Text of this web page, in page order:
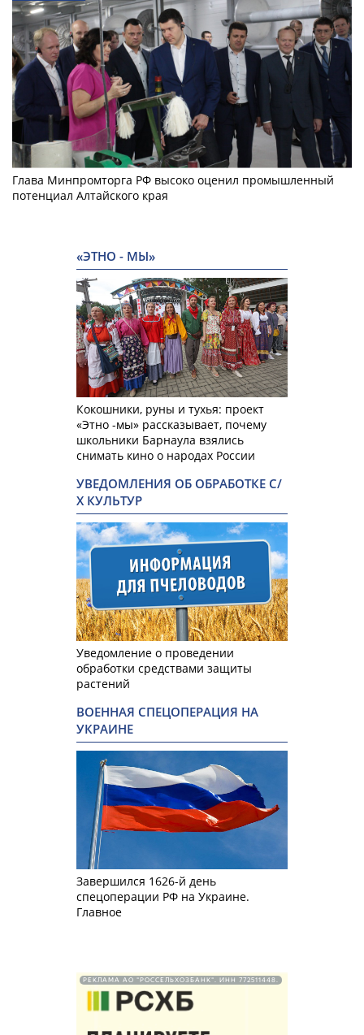
Глава Минпромторга РФ высоко оценил промышленный
потенциал Алтайского края
«ЭТНО - МЫ»
Кокошники, руны и тухья: проект
«Этно -мы» рассказывает, почему
школьники Барнаула взялись
снимать кино о народах России
УВЕДОМЛЕНИЯ ОБ ОБРАБОТКЕ С/
Х КУЛЬТУР
Уведомление о проведении
обработки средствами защиты
растений
ВОЕННАЯ СПЕЦОПЕРАЦИЯ НА
УКРАИНЕ
Завершился 1626-й день
спецоперации РФ на Украине.
Главное
РЕКЛАМА АО "РОССЕЛЬХОЗБАНК". ИНН 772511448.